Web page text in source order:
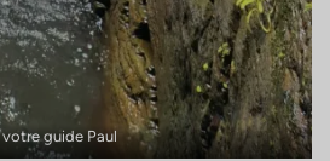
votre guide Paul